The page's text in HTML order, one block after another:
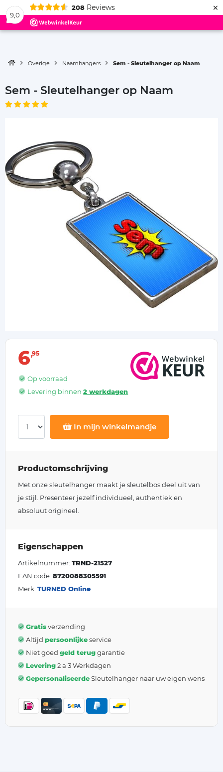
9,0
208 Reviews ×
Menu
Overige Naamhangers Sem - Sleutelhanger op Naam
Sem - Sleutelhanger op Naam
6 95
Op voorraad
Levering binnen2 werkdagen
In mijn winkelmandje
Productomschrijving
Met onze sleutelhanger maakt je sleutelbos deel uit van
je stijl. Presenteer jezelf individueel, authentiek en
absoluut origineel.
Eigenschappen
Artikelnummer: TRND-21527
EAN code: 8720088305591
Merk: TURNED Online
Gratisverzending
Altijd persoonlijkeservice
Niet goed geld teruggarantie
Levering2 a 3 Werkdagen
GepersonaliseerdeSleutelhanger naar uw eigen wens